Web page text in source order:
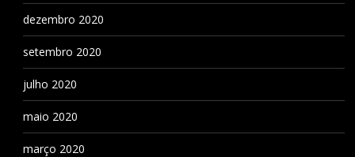
dezembro 2020
setembro 2020
julho 2020
maio 2020
março 2020